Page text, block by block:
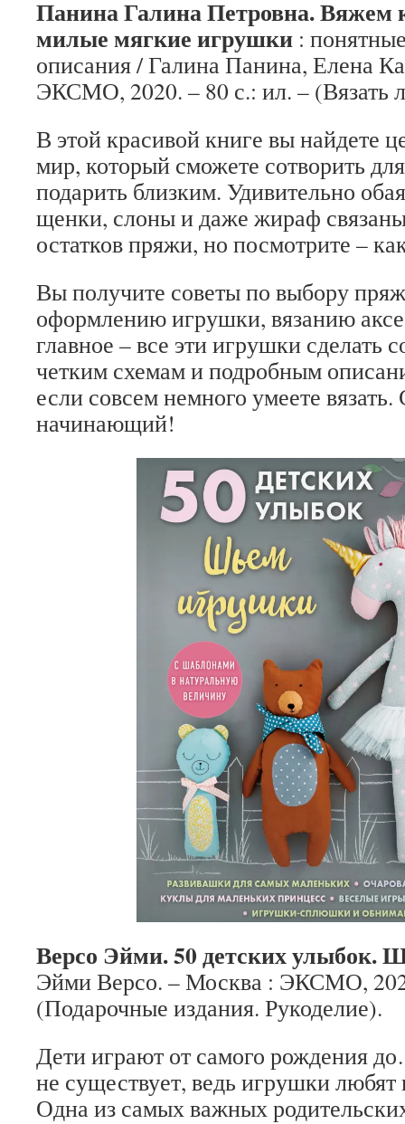
Панина Галина Петровна.
милые мягкие игрушки :
описания / Галина Панина, Елена
ЭКСМО, 2020. – 80 с.: ил. – (Вязать
В этой красивой книге вы найдете
мир, который сможете сотворить
подарить близким. Удивительно
щенки, слоны и даже жираф
остатков пряжи, но посмотрите –
Вы получите советы по выбору
оформлению игрушки, вязанию
главное – все эти игрушки сделать
четким схемам и подробным
если совсем немного умеете
начинающий!
Версо Эйми. 50 детских улыбок.
Эйми Версо. – Москва : ЭКСМО,
(Подарочные издания. Рукоделие).
Дети играют от самого рождения
не существует, ведь игрушки
Одна из самых важных